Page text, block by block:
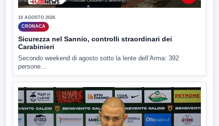
10 AGOSTO 2026
CRONACA
Sicurezza nel Sannio, controlli straordinari dei
Carabinieri
Secondo weekend di agosto sotto la lente dell’Arma: 392
persone...